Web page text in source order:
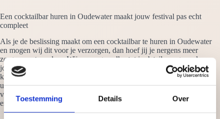
Toestemming Details Over
Een cocktailbar huren in Oudewater maakt jouw festival pas echt
compleet
Als je de beslissing maakt om een cocktailbar te huren in Oudewater
en mogen wij dit voor je verzorgen, dan hoef jij je nergens meer
zorgen om te maken. Wij verzorgen alles tot in details en garanderen
jou dat de cocktails jouw partij naar een hoger niveau tillen. Van een
klein intiem feestje thuis, tot een bedrijfsfeest met 500 medewerkers,
uit ervaring weten wij dat het altijd een aanzienlijk succes is. Vraag
vrijblijvend een offerte aan om een cocktailbar te huren in Oudewater
en je ontvangt binnen 24 uur een scherp voorstel op maat!